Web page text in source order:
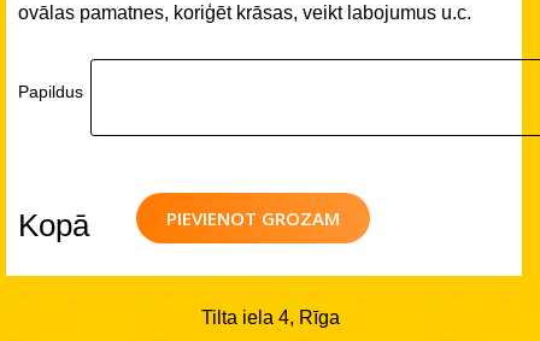
ovālas pamatnes, koriģēt krāsas, veikt labojumus u.c.
Papildus
PIEVIENOT GROZAM
Kopā
Tilta iela 4, Rīga